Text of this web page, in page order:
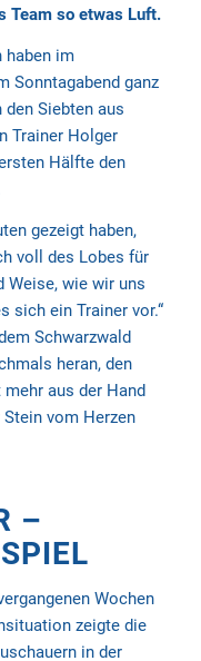
Team so etwas Luft.
haben im
Sonntagabend ganz
Siebten aus
Trainer Holger
Hälfte den
gezeigt haben,
voll des Lobes für
Weise, wie wir uns
sich ein Trainer vor.“
Schwarzwald
heran, den
aus der Hand
vom Herzen
–
Wochen
zeigte die
in der